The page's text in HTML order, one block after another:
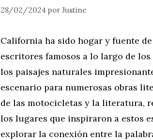
28/02/2024 por Justine
California ha sido hogar y fuente
escritores famosos a lo largo de
los paisajes naturales
escenario para numerosas obras
de las motocicletas y la literatura,
los lugares que inspiraron a estos
explorar la conexión entre la